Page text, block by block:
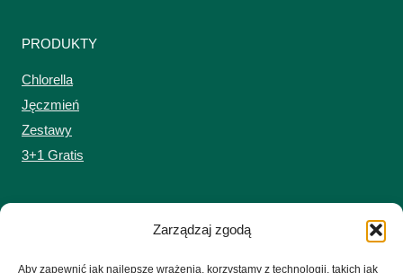
Zarządzaj zgodą
Aby zapewnić jak najlepsze wrażenia, korzystamy z technologii, takich jak
PRODUKTY
Chlorella
Jęczmień
Zestawy
3+1 Gratis